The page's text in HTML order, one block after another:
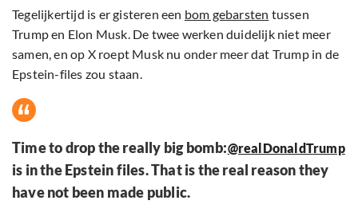
Tegelijkertijd is er gisteren een bom gebarsten tussen
Trump en Elon Musk. De twee werken duidelijk niet meer
samen, en op X roept Musk nu onder meer dat Trump in de
Epstein-files zou staan.
Time to drop the really big bomb:@realDonaldTrump
is in the Epstein files. That is the real reason they
have not been made public.